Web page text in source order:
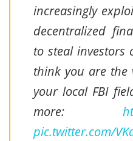
increasingly
decentralized
to steal investors
think you are the
your local FBI
more:
pic.twitter.com/